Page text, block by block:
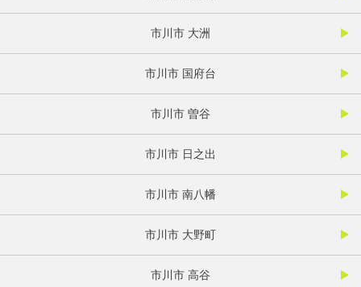
市川市 大洲
市川市 国府台
市川市 曽谷
市川市 日之出
市川市 南八幡
市川市 大野町
市川市 高谷